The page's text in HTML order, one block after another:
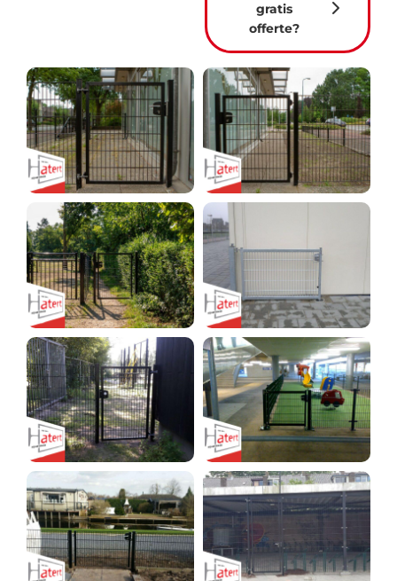
gratis
offerte?